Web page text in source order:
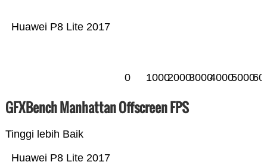
Huawei P8 Lite 2017
0 10002000300040005000
GFXBench Manhattan Offscreen FPS
Tinggi lebih Baik
Huawei P8 Lite 2017